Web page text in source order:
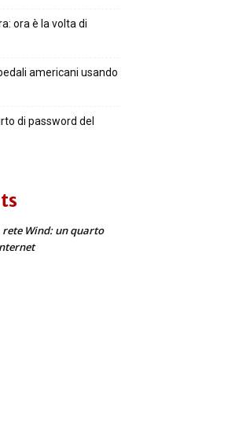
ora è la volta di
americani usando
di password del
rete Wind: un quarto